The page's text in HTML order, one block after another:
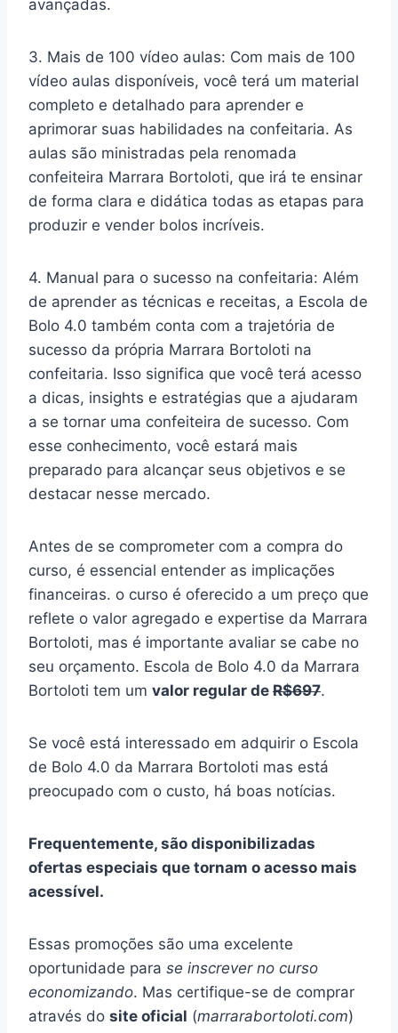
avançadas.
3. Mais de 100 vídeo aulas: Com mais de 100
vídeo aulas disponíveis, você terá um material
completo e detalhado para aprender e
aprimorar suas habilidades na confeitaria. As
aulas são ministradas pela renomada
confeiteira Marrara Bortoloti, que irá te ensinar
de forma clara e didática todas as etapas para
produzir e vender bolos incríveis.
4. Manual para o sucesso na confeitaria: Além
de aprender as técnicas e receitas, a Escola de
Bolo 4.0 também conta com a trajetória de
sucesso da própria Marrara Bortoloti na
confeitaria. Isso significa que você terá acesso
a dicas, insights e estratégias que a ajudaram
a se tornar uma confeiteira de sucesso. Com
esse conhecimento, você estará mais
preparado para alcançar seus objetivos e se
destacar nesse mercado.
Antes de se comprometer com a compra do
curso, é essencial entender as implicações
financeiras. o curso é oferecido a um preço que
reflete o valor agregado e expertise da Marrara
Bortoloti, mas é importante avaliar se cabe no
seu orçamento. Escola de Bolo 4.0 da Marrara
Bortoloti tem um valor regular de R$697.
Se você está interessado em adquirir o Escola
de Bolo 4.0 da Marrara Bortoloti mas está
preocupado com o custo, há boas notícias.
Frequentemente, são disponibilizadas
ofertas especiais que tornam o acesso mais
acessível.
Essas promoções são uma excelente
oportunidade para se inscrever no curso
economizando. Mas certifique-se de comprar
através do site oficial (marrarabortoloti.com)